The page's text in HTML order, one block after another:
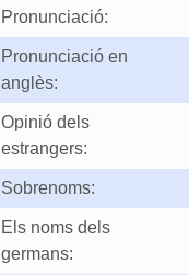
Pronunciació:
Pronunciació en
anglès:
Opinió dels
estrangers:
Sobrenoms:
Els noms dels
germans: